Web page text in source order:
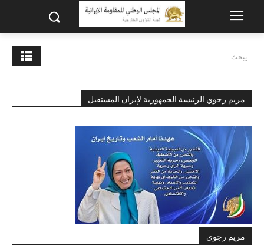
يبحث
مريم رجوي الرئيسة الجمهورية لإيران المستقبل
مريم رجوي